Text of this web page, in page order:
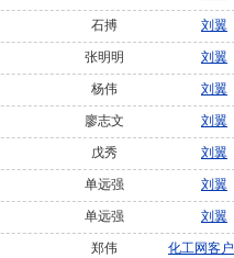
石搏 刘翼
张明明 刘翼
杨伟 刘翼
廖志文 刘翼
戊秀 刘翼
单远强 刘翼
单远强 刘翼
郑伟 化工网客